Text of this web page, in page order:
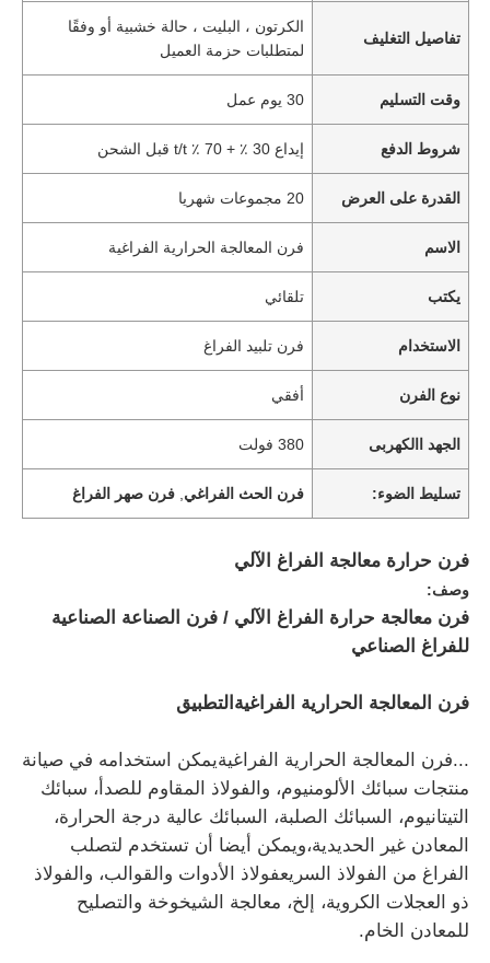
تفاصيل التغليف
الكرتون ، البليت ، حالة خشبية أو وفقًا
لمتطلبات حزمة العميل
وقت التسليم 30 يوم عمل
شروط الدفع إيداع 30 ٪ + 70 ٪ t/t قبل الشحن
القدرة على العرض 20 مجموعات شهريا
الاسم فرن المعالجة الحرارية الفراغية
يكتب تلقائي
الاستخدام فرن تلبيد الفراغ
نوع الفرن أفقي
الجهد االكهربى 380 فولت
تسليط الضوء: فرن الحث الفراغي ,فرن صهر الفراغ
فرن حرارة معالجة الفراغ الآلي
وصف:
فرن معالجة حرارة الفراغ الآلي / فرن الصناعة الصناعية
للفراغ الصناعي
فرن المعالجة الحرارية الفراغية التطبيق
...فرن المعالجة الحرارية الفراغيةيمكن استخدامه في صيانة
منتجات سبائك الألومنيوم، والفولاذ المقاوم للصدأ، سبائك
التيتانيوم، السبائك الصلبة، السبائك عالية درجة الحرارة،
المعادن غير الحديدية،ويمكن أيضا أن تستخدم لتصلب
الفراغ من الفولاذ السريعفولاذ الأدوات والقوالب، والفولاذ
ذو العجلات الكروية، إلخ، معالجة الشيخوخة والتصليح
للمعادن الخام.